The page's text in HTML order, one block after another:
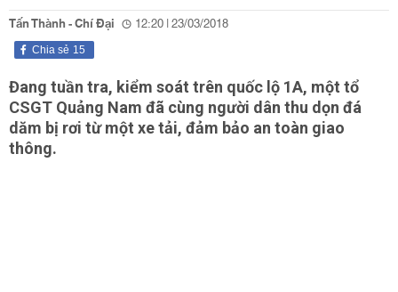
Tấn Thành - Chí Đại 12:20 | 23/03/2018
15
Chia sẻ
Đang tuần tra, kiểm soát trên quốc lộ 1A, một tổ
CSGT Quảng Nam đã cùng người dân thu dọn đá
dăm bị rơi từ một xe tải, đảm bảo an toàn giao
thông.